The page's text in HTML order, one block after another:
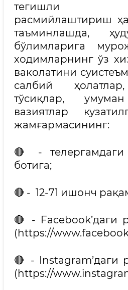
тегишли
расмийлаштириш
таъминлашда,
бўлимларига
ходимларнинг ўз
ваколатини
салбий
тўсиқлар,
вазиятлар
жамғармасининг:
🔴 - телергамдаги
ботига;
🔴 - 12-71 ишонч
🔴 - Facebook’даги
(https://
🔴 - Instagram’даги
(https://